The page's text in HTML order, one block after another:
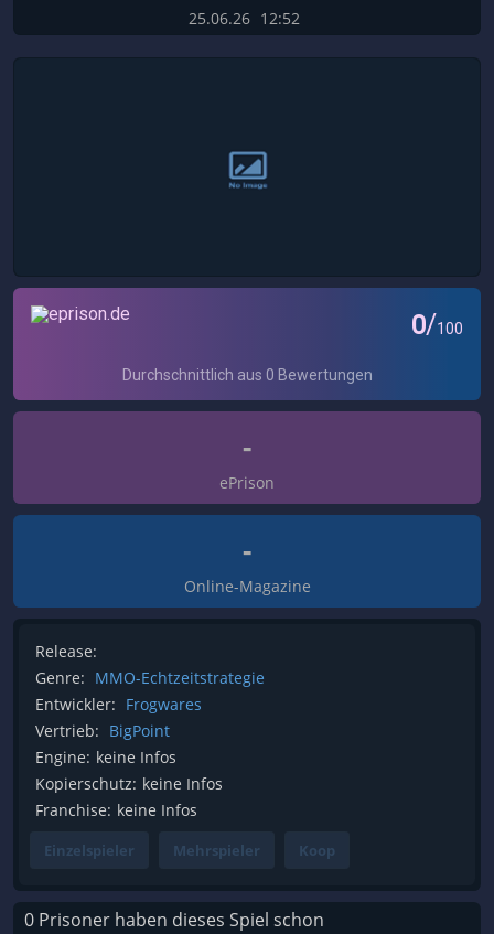
25.06.26 12:52
-
ePrison
-
Online-Magazine
Release:
Genre: MMO-Echtzeitstrategie
Entwickler: Frogwares
Vertrieb: BigPoint
Engine: keine Infos
Kopierschutz: keine Infos
Franchise: keine Infos
Einzelspieler Mehrspieler Koop
0 Prisoner haben dieses Spiel schon